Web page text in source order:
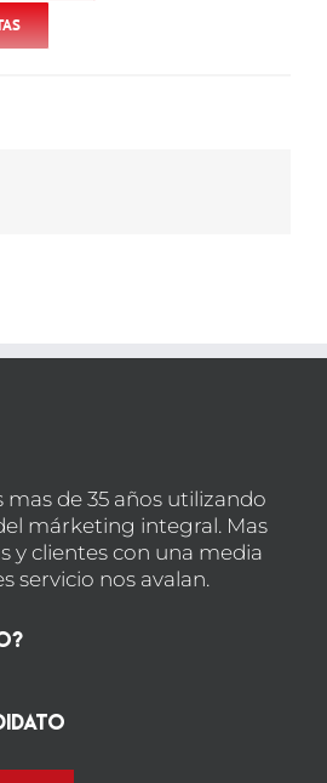
mas de 35 años utilizando
márketing integral. Mas
y clientes con una media
servicio nos avalan.